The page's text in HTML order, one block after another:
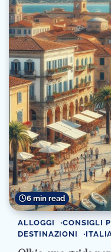
6 min read
ALLOGGI CONSIGLI
DESTINAZIONI